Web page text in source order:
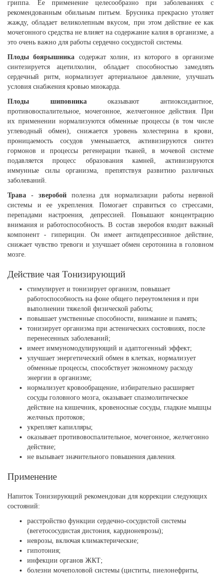
гриппа. Ее применение целесообразно при заболеваниях с
рекомендованным обильным питьем. Брусника прекрасно утоляет
жажду, обладает великолепным вкусом, при этом действие ее как
мочегонного средства не влияет на содержание калия в организме, а
это очень важно для работы сердечно сосудистой системы.
Плоды боярышника содержат холин, из которого в организме
синтезируется ацетилхолин, обладает способностью замедлять
сердечный ритм, нормализует артериальное давление, улучшать
условия снабжения кровью миокарда.
Плоды шиповникаоказывают антиоксидантное,
противовоспалительное, мочегонное, желчегонное действия. При
их применении нормализуются обменные процессы (в том числе
углеводный обмен), снижается уровень холестерина в крови,
проницаемость сосудов уменьшается, активизируются синтез
гормонов и процессы регенерации тканей, в мочевой системе
подавляется процесс образования камней, активизируются
иммунные силы организма, препятствуя развитию различных
заболеваний.
Трава - зверобойполезна для нормализации работы нервной
системы и ее укрепления. Помогает справиться со стрессами,
перепадами настроения, депрессией. Повышают концентрацию
внимания и работоспособность. В состав зверобоя входит важный
компонент - гиперицин. Он имеет антидепрессивное действие,
снижает чувство тревоги и улучшает обмен серотонина в головном
мозге.
Действие чая Тонизирующий
стимулирует и тонизирует организм, повышает
работоспособность на фоне общего переутомления и при
выполнении тяжелой физической работы;
повышает умственные способности, внимание и память;
тонизирует организма при астенических состояниях, после
перенесенных заболеваний;
имеет иммуномодулирующий и адаптогенный эффект;
улучшает энергетический обмен в клетках, нормализует
обменные процессы, способствует экономному расходу
энергии в организме;
нормализует кровообращение, избирательно расширяет
сосуды головного мозга, оказывает спазмолитическое
действие на кишечник, кровеносные сосуды, гладкие мышцы
желчных протоков;
укрепляет капилляры;
оказывает противовоспалительное, мочегонное, желчегонно
действие;
не вызывает значительного повышения давления.
Применение
Напиток Тонизирующий рекомендован для коррекции следующих
состояний:
расстройство функции сердечно-сосудистой системы
(вегетососудистая дистония, кардионеврозы);
неврозы, включая климактерические;
гипотония;
инфекции органов ЖКТ;
болезни мочеполовой системы (циститы, пиелонефриты,